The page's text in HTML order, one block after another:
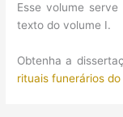
Esse volume
texto do volume I.
Obtenha a
rituais funerários